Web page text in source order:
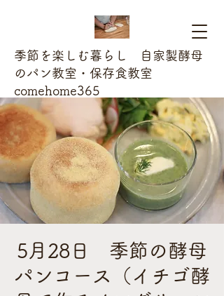
季節を楽しむ暮らし 自家製酵母
のパン教室・保存食教室
comehome365
5月28日 季節の酵母
パンコース（イチゴ酵